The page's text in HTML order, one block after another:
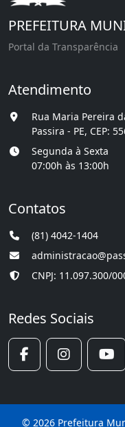
PREFEITURA
Portal da Transparência
Atendimento
Rua Maria Pereira
Passira - PE, CEP:
Segunda à Sexta
07:00h às 13:00h
Contatos
(81) 4042-1404
CNPJ: 11.097.300/
Redes Sociais
© 2026 Prefeitura